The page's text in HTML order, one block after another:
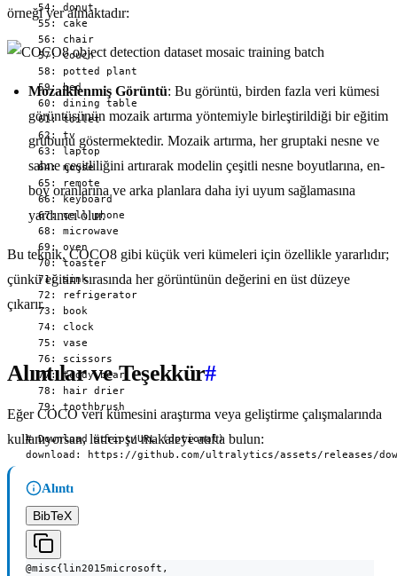
  54: donut
  55: cake
  56: chair
  57: couch
  58: potted plant
  59: bed
  60: dining table
  61: toilet
  62: tv
  63: laptop
  64: mouse
  65: remote
  66: keyboard
  67: cell phone
  68: microwave
  69: oven
  70: toaster
  71: sink
  72: refrigerator
  73: book
  74: clock
  75: vase
  76: scissors
  77: teddy bear
  78: hair drier
  79: toothbrush
# Download script/URL (optional)
download: https://github.com/ultralytics/assets/releases/
örneği yer almaktadır:
Mozaiklenmiş Görüntü: Bu görüntü, birden fazla veri kümesi
görüntüsünün mozaik artırma yöntemiyle birleştirildiği bir eğitim
grubunu göstermektedir. Mozaik artırma, her gruptaki nesne ve
sahne çeşitliliğini artırarak modelin çeşitli nesne boyutlarına, en-
boy oranlarına ve arka planlara daha iyi uyum sağlamasına
yardımcı olur.
Bu teknik, COCO8 gibi küçük veri kümeleri için özellikle yararlıdır;
çünkü eğitim sırasında her görüntünün değerini en üst düzeye
çıkarır.
Alıntılar ve Teşekkür#
Eğer COCO veri kümesini araştırma veya geliştirme çalışmalarında
kullanıyorsan, lütfen şu makaleye atıfta bulun:
Alıntı
BibTeX
@misc{lin2015microsoft,